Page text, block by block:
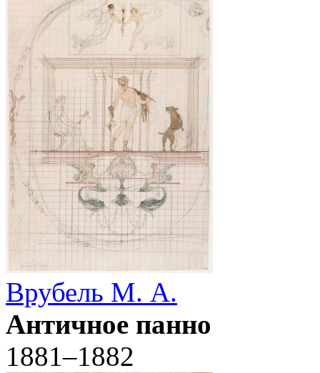
Врубель М. А.
Античное панно
1881–1882